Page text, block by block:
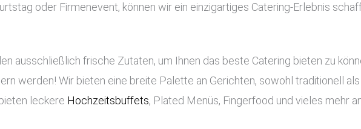
oder Firmenevent, können wir ein einzigartiges Catering-Erlebnis
ausschließlich frische Zutaten, um Ihnen das beste Catering bieten zu
werden! Wir bieten eine breite Palette an Gerichten, sowohl traditionell
leckere Hochzeitsbuffets, Plated Menüs, Fingerfood und vieles mehr